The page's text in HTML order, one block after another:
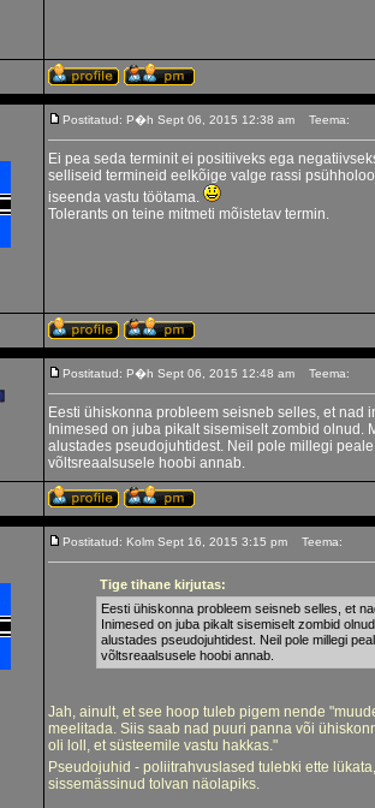
Postitatud: P�h Sept 06, 2015 12:38 am Teema:
Ei pea seda terminit ei positiiveks ega
selliseid termineid eelkõige valge rassi
iseenda vastu töötama.
Tolerants on teine mitmeti mõistetav termin.
Postitatud: P�h Sept 06, 2015 12:48 am Teema:
Eesti ühiskonna probleem seisneb selles, et
Inimesed on juba pikalt sisemiselt zombid
alustades pseudojuhtidest. Neil pole millegi
võltsreaalsusele hoobi annab.
Postitatud: Kolm Sept 16, 2015 3:15 pm Teema:
Tige tihane kirjutas:
Eesti ühiskonna probleem seisneb selles, et
Inimesed on juba pikalt sisemiselt zombid
alustades pseudojuhtidest. Neil pole millegi
võltsreaalsusele hoobi annab.
Jah, ainult, et see hoop tuleb pigem nende
meelitada. Siis saab nad puuri panna või
oli loll, et süsteemile vastu hakkas."
Pseudojuhid - poliitrahvuslased tulebki ette
sissemässinud tolvan näolapiks.